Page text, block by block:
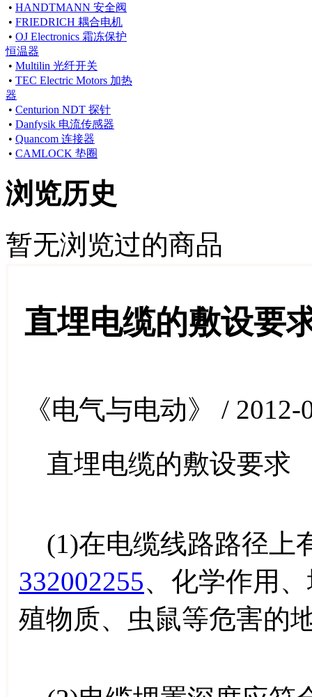
• HANDTMANN 安全阀
• FRIEDRICH 耦合电机
• OJ Electronics 霜冻保护
恒温器
• Multilin 光纤开关
• TEC Electric Motors 加热
器
• Centurion NDT 探针
• Danfysik 电流传感器
• Quancom 连接器
• CAMLOCK 垫圈
浏览历史
暂无浏览过的商品
直埋电缆的敷设要
《电气与电动》 / 2012-
直埋电缆的敷设要求
(1)在电缆线路路径上
332002255、化学作用
殖物质、虫鼠等危害的